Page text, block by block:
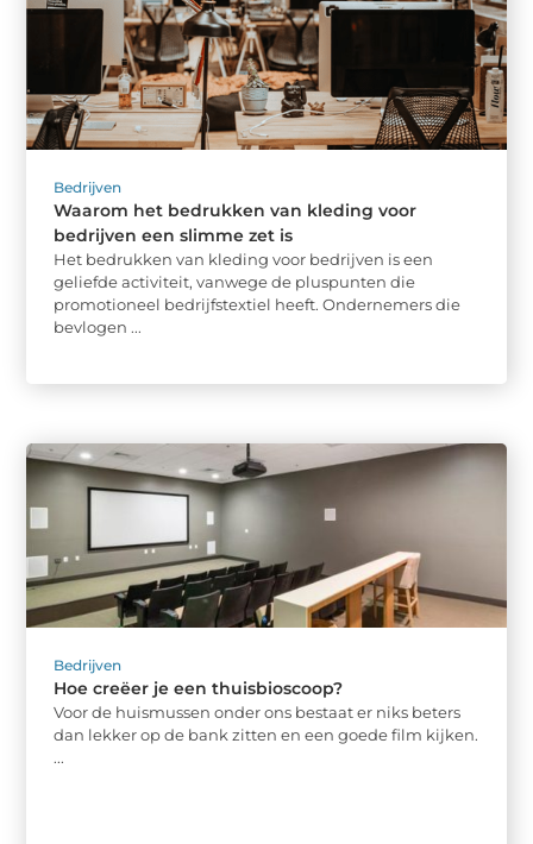
Bedrijven
Waarom het bedrukken van kleding voor
bedrijven een slimme zet is
Het bedrukken van kleding voor bedrijven is een
geliefde activiteit, vanwege de pluspunten die
promotioneel bedrijfstextiel heeft. Ondernemers die
bevlogen ...
Bedrijven
Hoe creëer je een thuisbioscoop?
Voor de huismussen onder ons bestaat er niks beters
dan lekker op de bank zitten en een goede film kijken.
...